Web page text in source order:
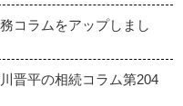
コラムをアップしまし
晋平の相続コラム第204